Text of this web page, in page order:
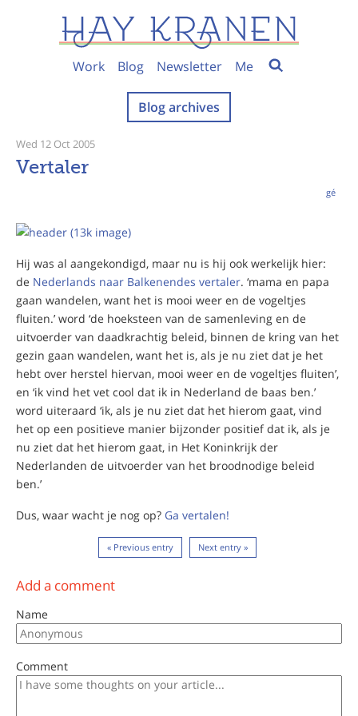
Work Blog Newsletter Me
Blog archives
Wed 12 Oct 2005
Vertaler
gé
Hij was al aangekondigd, maar nu is hij ook werkelijk hier:
de Nederlands naar Balkenendes vertaler. ‘mama en papa
gaan wandelen, want het is mooi weer en de vogeltjes
fluiten.’ word ‘de hoeksteen van de samenleving en de
uitvoerder van daadkrachtig beleid, binnen de kring van het
gezin gaan wandelen, want het is, als je nu ziet dat je het
hebt over herstel hiervan, mooi weer en de vogeltjes fluiten’,
en ‘ik vind het vet cool dat ik in Nederland de baas ben.’
word uiteraard ‘ik, als je nu ziet dat het hierom gaat, vind
het op een positieve manier bijzonder positief dat ik, als je
nu ziet dat het hierom gaat, in Het Koninkrijk der
Nederlanden de uitvoerder van het broodnodige beleid
ben.’
Dus, waar wacht je nog op? Ga vertalen!
« Previous entry Next entry »
Add a comment
Name
Comment